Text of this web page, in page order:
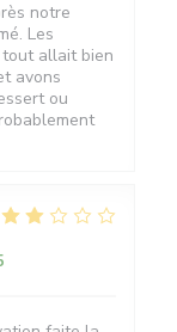
notre
Les
tout allait bien
avons
ou